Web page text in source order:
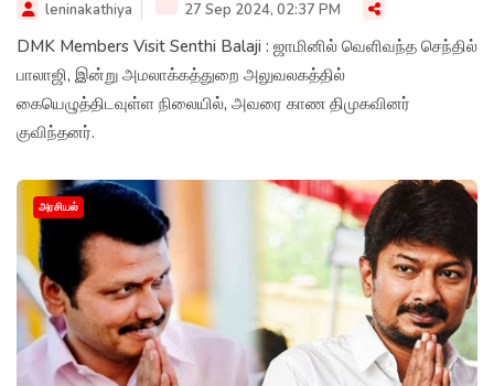
leninakathiya 27 Sep 2024, 02:37 PM
DMK Members Visit Senthi Balaji : ஜாமினில் வெளிவந்த செந்தில்
பாலாஜி, இன்று அமலாக்கத்துறை அலுவலகத்தில்
கையெழுத்திடவுள்ள நிலையில், அவரை காண திமுகவினர்
குவிந்தனர்.
அரசியல்